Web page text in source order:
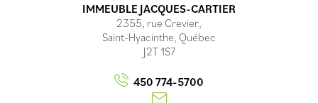
IMMEUBLE JACQUES-CARTIER
2355, rue Crevier,
Saint-Hyacinthe, Québec
J2T 1S7
450 774-5700